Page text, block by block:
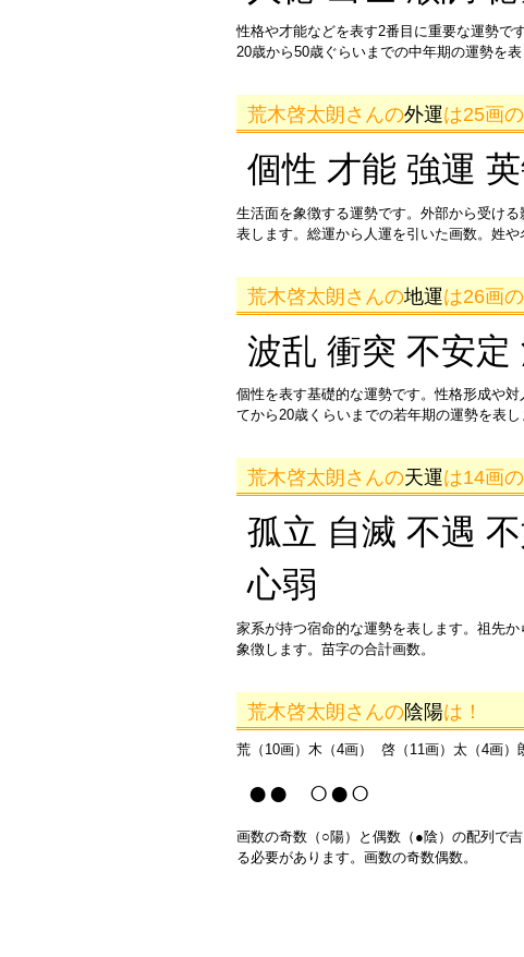
性格や才能などを表す2番目に重要な運勢で
20歳から50歳ぐらいまでの中年期の運勢を
荒木啓太朗さんの外運は25画の
個性 才能 強運
生活面を象徴する運勢です。外部から受け
表します。総運から人運を引いた画数。姓や
荒木啓太朗さんの地運は26画の
波乱 衝突 不安定
個性を表す基礎的な運勢です。性格形成や
てから20歳くらいまでの若年期の運勢を表し
荒木啓太朗さんの天運は14画の
孤立 自滅 不遇
心弱
家系が持つ宿命的な運勢を表します。祖先
象徴します。苗字の合計画数。
荒木啓太朗さんの陰陽は！
荒（10画）木（4画） 啓（11画）太（4画）
●● ○●○
画数の奇数（○陽）と偶数（●陰）の配列で
る必要があります。画数の奇数偶数。